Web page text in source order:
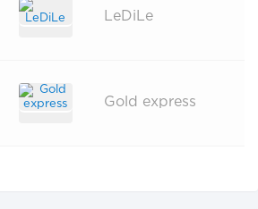
LeDiLe
Gold express